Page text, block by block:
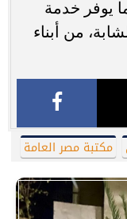
يوفر خدمة
من أبناء
مكتبة مصر العامة